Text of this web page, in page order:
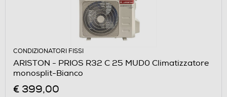
CONDIZIONATORI FISSI
ARISTON - PRIOS R32 C 25 MUD0 Climatizzatore
monosplit-Bianco
€ 399,00